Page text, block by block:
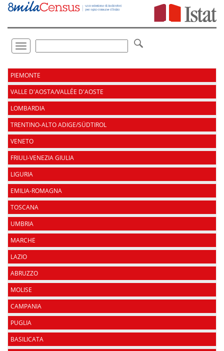
Vai
direttamente
Toggle
navigation
.
PIEMONTE
VALLE D'AOSTA/VALLÉE D'AOSTE
LOMBARDIA
TRENTINO-ALTO ADIGE/SÜDTIROL
VENETO
FRIULI-VENEZIA GIULIA
LIGURIA
EMILIA-ROMAGNA
TOSCANA
UMBRIA
MARCHE
LAZIO
ABRUZZO
MOLISE
CAMPANIA
PUGLIA
BASILICATA